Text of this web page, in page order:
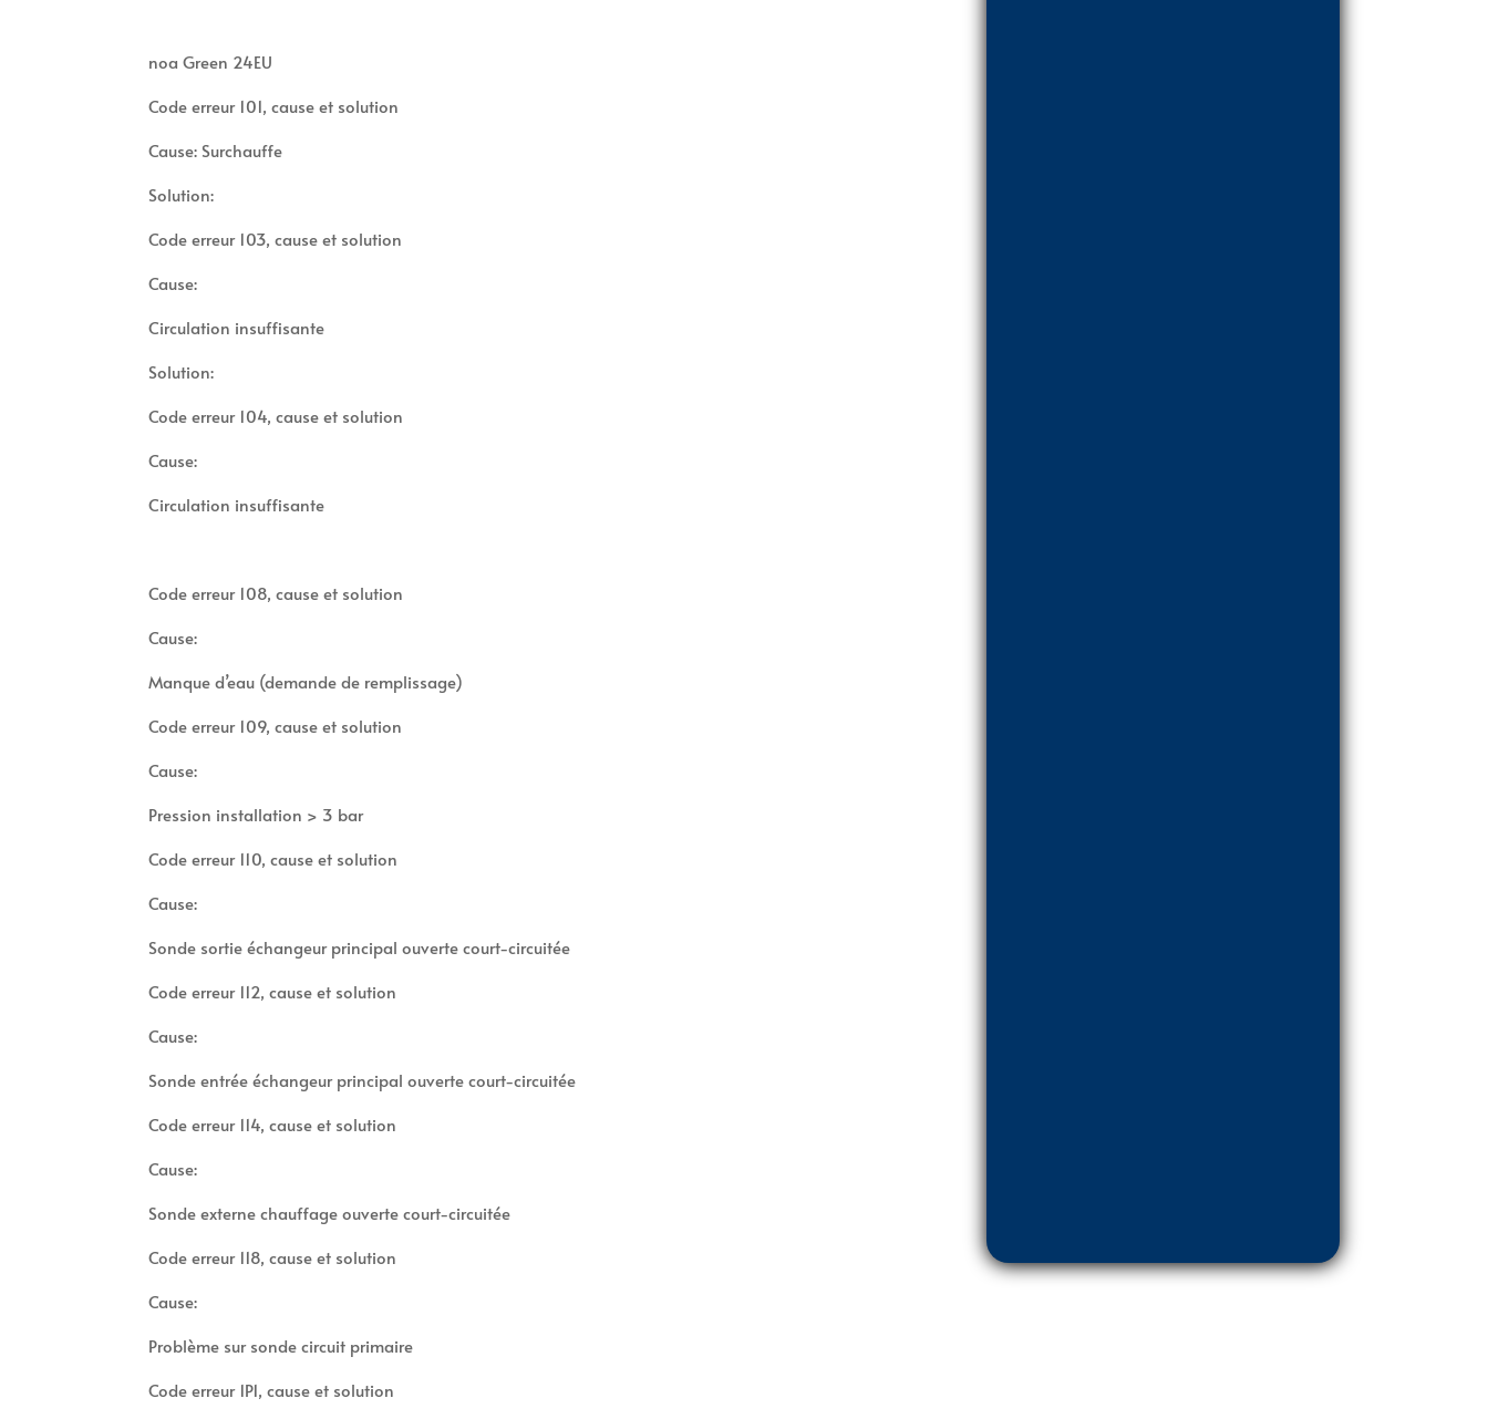
noa Green 24EU
Code erreur 101, cause et solution
Cause: Surchauffe
Solution:
Code erreur 103, cause et solution
Cause:
Circulation insuffisante
Solution:
Code erreur 104, cause et solution
Cause:
Circulation insuffisante
Code erreur 108, cause et solution
Cause:
Manque d’eau (demande de remplissage)
Code erreur 109, cause et solution
Cause:
Pression installation > 3 bar
Code erreur 110, cause et solution
Cause:
Sonde sortie échangeur principal ouverte court-circuitée
Code erreur 112, cause et solution
Cause:
Sonde entrée échangeur principal ouverte court-circuitée
Code erreur 114, cause et solution
Cause:
Sonde externe chauffage ouverte court-circuitée
Code erreur 118, cause et solution
Cause:
Problème sur sonde circuit primaire
Code erreur 1P1, cause et solution